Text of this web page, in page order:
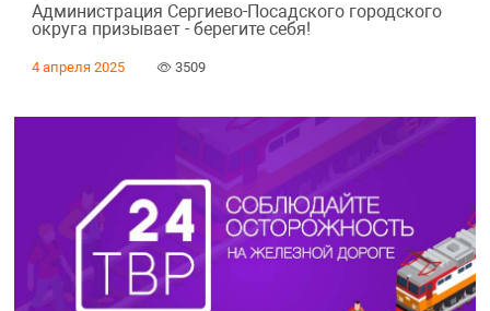
Администрация Сергиево-Посадского городского
округа призывает - берегите себя!
4 апреля 2025 3509